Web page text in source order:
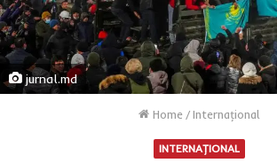
jurnal.md
Home / Internaţional
INTERNAŢIONAL